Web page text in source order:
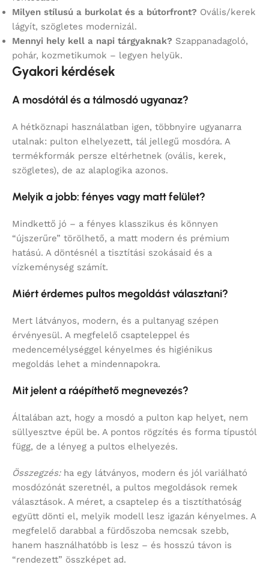
Milyen stílusú a burkolat és a bútorfront? Ovális/kerek
lágyít, szögletes modernizál.
Mennyi hely kell a napi tárgyaknak? Szappanadagoló,
pohár, kozmetikumok – legyen helyük.
Gyakori kérdések
A mosdótál és a tálmosdó ugyanaz?
A hétköznapi használatban igen, többnyire ugyanarra
utalnak: pulton elhelyezett, tál jellegű mosdóra. A
termékformák persze eltérhetnek (ovális, kerek,
szögletes), de az alaplogika azonos.
Melyik a jobb: fényes vagy matt felület?
Mindkettő jó – a fényes klasszikus és könnyen
“újszerűre” törölhető, a matt modern és prémium
hatású. A döntésnél a tisztítási szokásaid és a
vízkeménység számít.
Miért érdemes pultos megoldást választani?
Mert látványos, modern, és a pultanyag szépen
érvényesül. A megfelelő csapteleppel és
medencemélységgel kényelmes és higiénikus
megoldás lehet a mindennapokra.
Mit jelent a ráépíthető megnevezés?
Általában azt, hogy a mosdó a pulton kap helyet, nem
süllyesztve épül be. A pontos rögzítés és forma típustól
függ, de a lényeg a pultos elhelyezés.
Összegzés:ha egy látványos, modern és jól variálható
mosdózónát szeretnél, a pultos megoldások remek
választások. A méret, a csaptelep és a tisztíthatóság
együtt dönti el, melyik modell lesz igazán kényelmes. A
megfelelő darabbal a fürdőszoba nemcsak szebb,
hanem használhatóbb is lesz – és hosszú távon is
“rendezett” összképet ad.